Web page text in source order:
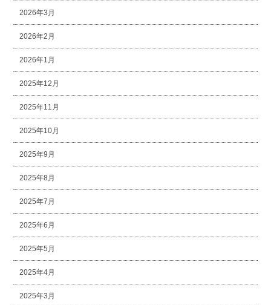
2026年3月
2026年2月
2026年1月
2025年12月
2025年11月
2025年10月
2025年9月
2025年8月
2025年7月
2025年6月
2025年5月
2025年4月
2025年3月